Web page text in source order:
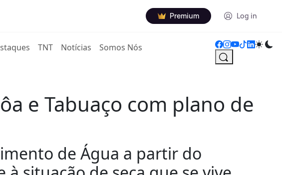
Premium Log in
TNT Notícias Somos Nós
e Tabuaço com plano de
de Água a partir do